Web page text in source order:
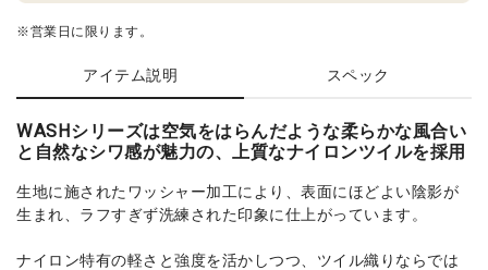
※営業日に限ります。
アイテム説明 スペック
WASHシリーズは空気をはらんだような柔らかな風合い
と自然なシワ感が魅力の、上質なナイロンツイルを採用
生地に施されたワッシャー加工により、表面にほどよい陰影が
生まれ、ラフすぎず洗練された印象に仕上がっています。
ナイロン特有の軽さと強度を活かしつつ、ツイル織りならでは